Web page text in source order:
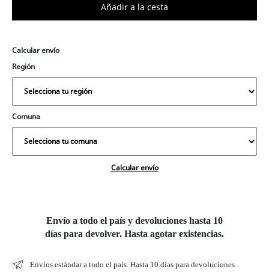
Calcular envío
Región
Comuna
Calcular envío
Envío a todo el país y devoluciones hasta 10
días para devolver. Hasta agotar existencias.
Envíos estándar a todo el país. Hasta 10 días para devoluciones.